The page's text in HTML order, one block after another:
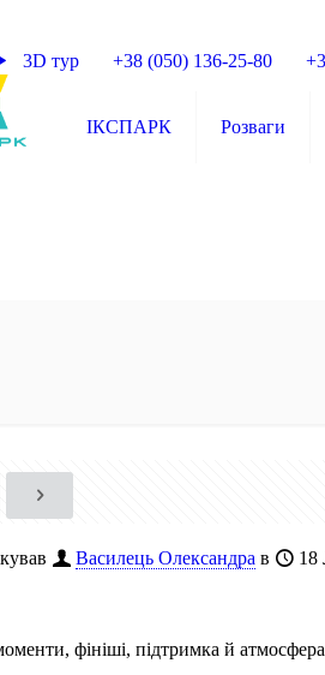
3D тур +38 (050) 136-25-80
ІКСПАРК Розваги
Василець Олександра в 18
фініші, підтримка й